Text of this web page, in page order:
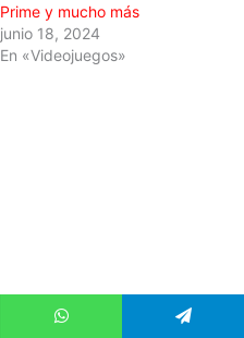
Prime y mucho más
junio 18, 2024
En «Videojuegos»